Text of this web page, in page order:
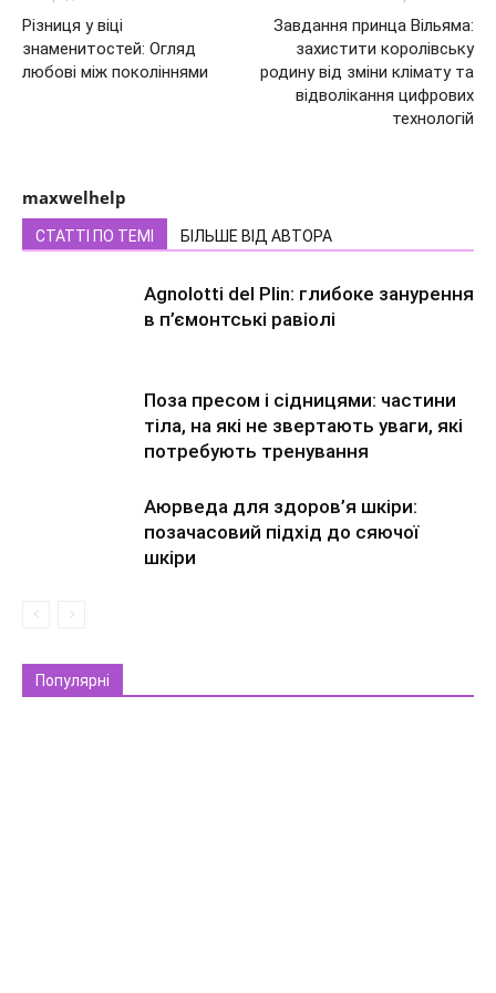
Різниця у віці
знаменитостей: Огляд
любові між поколіннями
Завдання принца Вільяма:
захистити королівську
родину від зміни клімату та
відволікання цифрових
технологій
maxwelhelp
СТАТТІ ПО ТЕМІ БІЛЬШЕ ВІД АВТОРА
Agnolotti del Plin: глибоке занурення
в п’ємонтські равіолі
Поза пресом і сідницями: частини
тіла, на які не звертають уваги, які
потребують тренування
Аюрведа для здоров’я шкіри:
позачасовий підхід до сяючої
шкіри
Популярні